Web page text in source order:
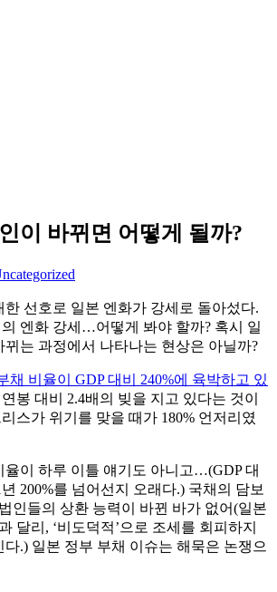
이 바뀌면 어떻게 될까?
한 선호로 일본 엔화가 강세로 돌아섰다.
엔화 강세…어떻게 봐야 할까? 혹시 일
뀌는 과정에서 나타나는 현상은 아닐까?
채 비율이 GDP 대비 240%에 육박하고 있
봉 대비 2.4배의 빚을 지고 있다는 것이
스가 위기를 맞을 때가 180% 언저리였
율이 하루 이틀 얘기도 아니고…(GDP 대
200%를 넘어선지 오래다.) 국채의 담보
인들의 상환 능력이 바뀐 바가 없어(일본
달리, ‘비도덕적’으로 조세를 회피하지
.) 일본 정부 부채 이슈는 해묵은 논쟁으